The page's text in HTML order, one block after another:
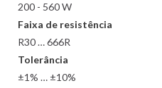
200 - 560 W
Faixa de resistência
R30 … 666R
Tolerância
±1% … ±10%